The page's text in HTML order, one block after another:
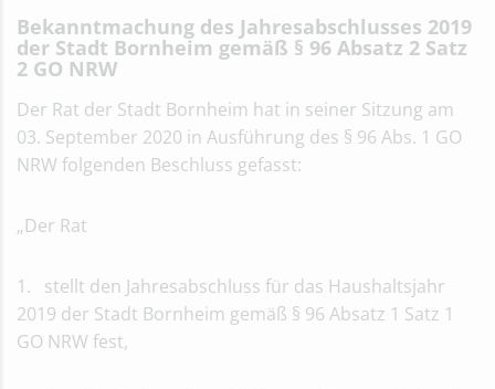
Haushalt 2025/2026
Haushaltsrede Bürgermeister
Christoph Becker
Cugaly
Haushalt 2023/2024
Haushaltsrede Bürgermeister
Haushalt 2021/2022
Haushalt 2019/2020
Nachtragshaushalt 2019/2020
Haushalt 2019/2020
Bekanntmachung des Jahresabschlusses 2019
der Stadt Bornheim gemäß § 96 Absatz 2 Satz
2 GO NRW
Der Rat der Stadt Bornheim hat in seiner Sitzung am
03. September 2020 in Ausführung des § 96 Abs. 1 GO
NRW folgenden Beschluss gefasst:
„Der Rat
1. stellt den Jahresabschluss für das Haushaltsjahr
2019 der Stadt Bornheim gemäß § 96 Absatz 1 Satz 1
GO NRW fest,